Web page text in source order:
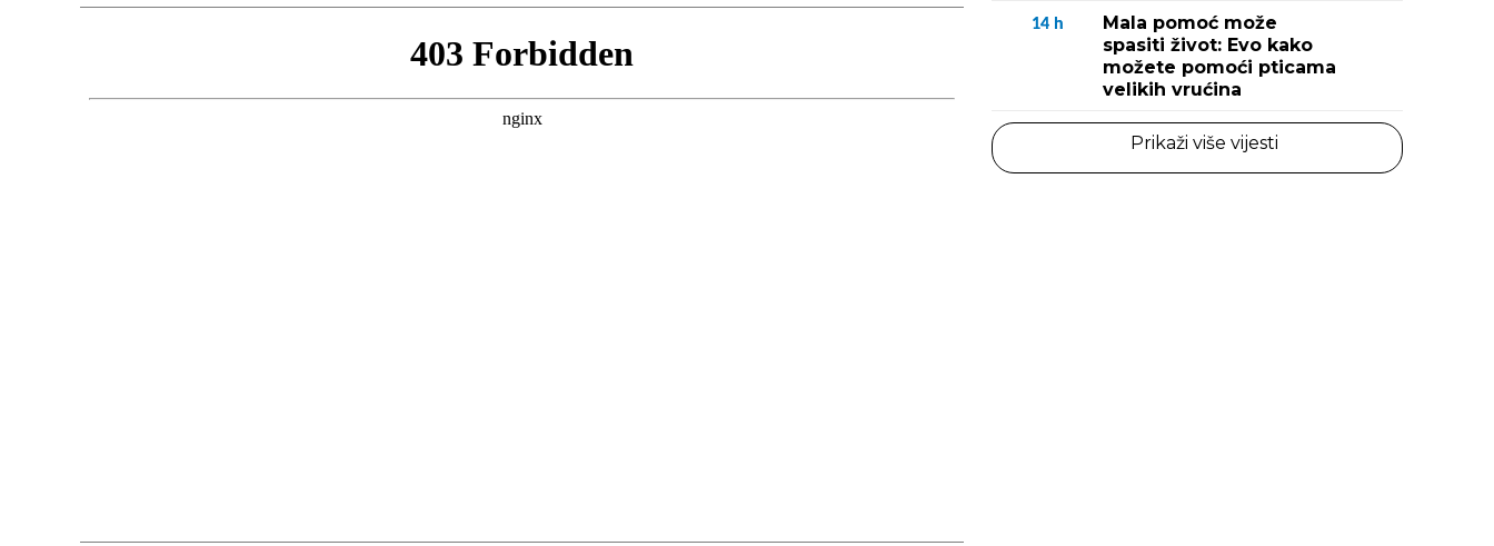
14 h
Mala pomoć može
spasiti život: Evo kako
možete pomoći pticama
velikih vrućina
Prikaži više vijesti